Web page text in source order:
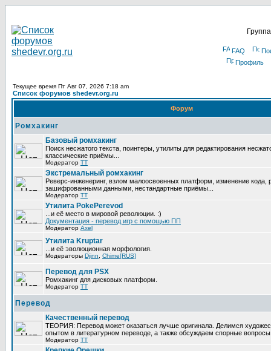
FAQ
Профиль
Текущее время Пт Авг 07, 2026 7:18 am
Список форумов shedevr.org.ru
Форум
Ромхакинг
Базовый ромхакинг
Поиск несжатого текста, поинтеры, утилиты для редактирования
классические приёмы...
Модератор TT
Экстремальный ромхакинг
Реверс-инженеринг, взлом малоосвоенных платформ, изменение кода,
зашифрованными данными, нестандартные приёмы...
Модератор TT
Утилита PokePerevod
...и её место в мировой революции. :)
Документация - перевод игр с помощью ПП
Модератор Axel
Утилита Kruptar
...и её эволюционная морфология.
Модераторы Djinn Chime[RUS]
Перевод для PSX
Ромхакинг для дисковых платформ.
Модератор TT
Перевод
Качественный перевод
ТЕОРИЯ: Перевод может оказаться лучше оригинала. Делимся
опытом в литературном переводе, а также обсуждаем спорные вопросы
Модератор TT